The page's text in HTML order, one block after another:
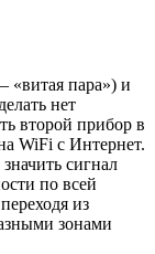
«витая пара») и
нет
второй прибор в
WiFi с Интернет.
сигнал
по всей
из
зонами